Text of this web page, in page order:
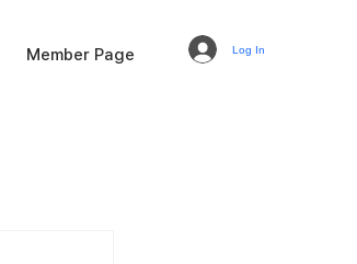
Member Page Log In